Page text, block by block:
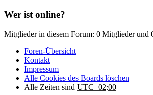
Wer ist online?
Mitglieder in diesem Forum: 0 Mitglieder und
Foren-Übersicht
Kontakt
Impressum
Alle Cookies des Boards löschen
Alle Zeiten sind UTC+02:00